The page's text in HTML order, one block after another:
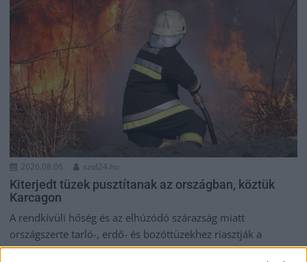
2026.08.06. szol24.hu
Kiterjedt tüzek pusztítanak az országban, köztük
Karcagon
A rendkívüli hőség és az elhúzódó szárazság miatt
országszerte tarló-, erdő- és bozóttüzekhez riasztják a
tűzoltókat....